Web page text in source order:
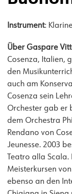
Instrument:
Über Gaspare
Cosenza, Italien,
den
auch am
Cosenza sein
Orchester gab er
dem Orchestra
Rendano von
Jeunesse. 2003
Teatro alla
Meisterkursen
ebenso an den